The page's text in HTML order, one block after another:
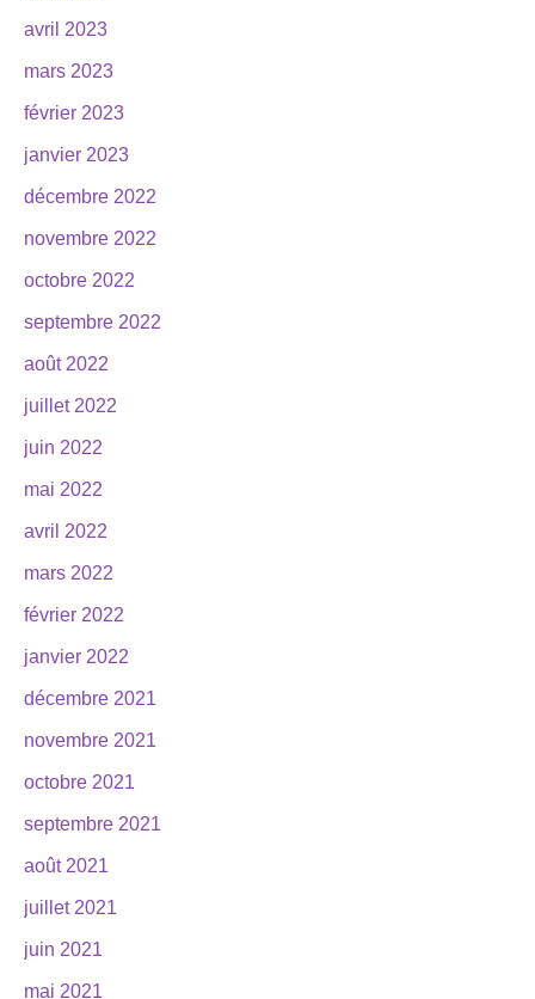
avril 2023
mars 2023
février 2023
janvier 2023
décembre 2022
novembre 2022
octobre 2022
septembre 2022
août 2022
juillet 2022
juin 2022
mai 2022
avril 2022
mars 2022
février 2022
janvier 2022
décembre 2021
novembre 2021
octobre 2021
septembre 2021
août 2021
juillet 2021
juin 2021
mai 2021